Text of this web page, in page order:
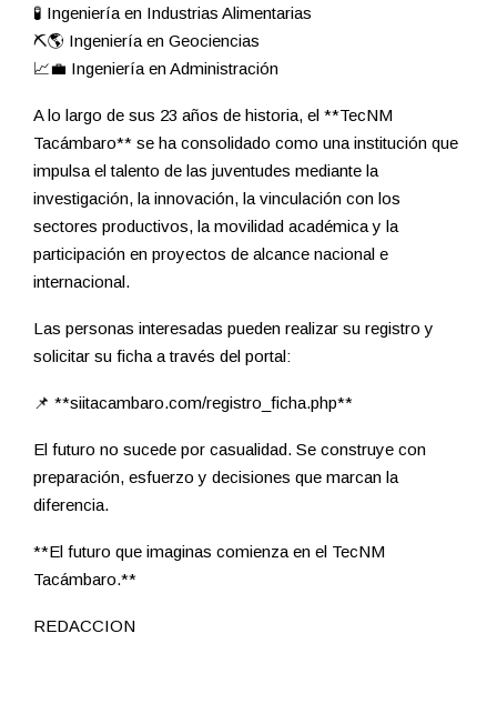
🧪 Ingeniería en Industrias Alimentarias
⛏️🌎 Ingeniería en Geociencias
📈💼 Ingeniería en Administración
A lo largo de sus 23 años de historia, el **TecNM
Tacámbaro** se ha consolidado como una institución que
impulsa el talento de las juventudes mediante la
investigación, la innovación, la vinculación con los
sectores productivos, la movilidad académica y la
participación en proyectos de alcance nacional e
internacional.
Las personas interesadas pueden realizar su registro y
solicitar su ficha a través del portal:
📌 **siitacambaro.com/registro_ficha.php**
El futuro no sucede por casualidad. Se construye con
preparación, esfuerzo y decisiones que marcan la
diferencia.
**El futuro que imaginas comienza en el TecNM
Tacámbaro.**
REDACCION